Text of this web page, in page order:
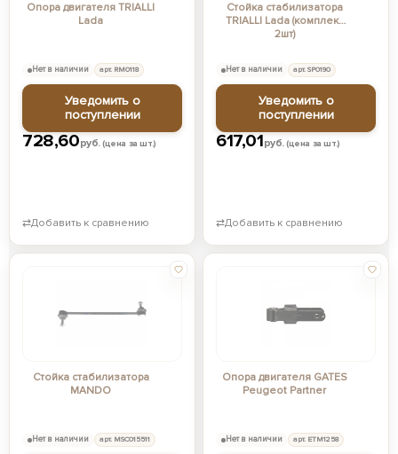
Опора двигателя TRIALLI
Lada
728,60руб.(цена за шт.)
Нет в наличии арт. RM0118
Уведомить о
поступлении
⇄Добавить к сравнению
Стойка стабилизатора
TRIALLI Lada (комплект
2шт)
617,01руб.(цена за шт.)
Нет в наличии арт. SP0190
Уведомить о
поступлении
⇄Добавить к сравнению
Стойка стабилизатора
MANDO
Нет в наличии арт. MSC015511
Опора двигателя GATES
Peugeot Partner
Нет в наличии арт. ETM1258